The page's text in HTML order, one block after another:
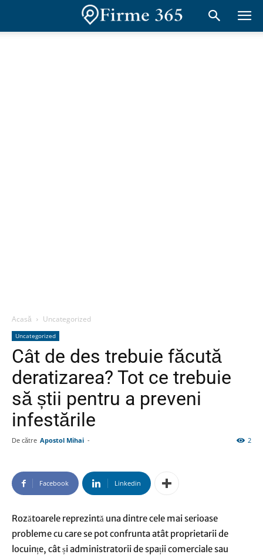
Acasă Uncategorized
Uncategorized
Cât de des trebuie făcută
deratizarea? Tot ce trebuie
să știi pentru a preveni
infestările
De către Apostol Mihai - 2
Facebook Linkedin
Rozătoarele reprezintă una dintre cele mai serioase
probleme cu care se pot confrunta atât proprietarii de
locuințe, cât și administratorii de spații comerciale sau